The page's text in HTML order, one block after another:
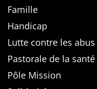
Famille
Handicap
Lutte contre les abus
Pastorale de la santé
Pôle Mission